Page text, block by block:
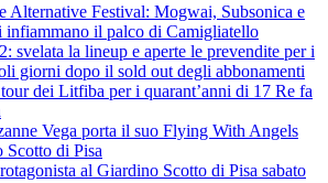
Alternative Festival: Mogwai, Subsonica e
infiammano il palco di Camigliatello
svelata la lineup e aperte le prevendite per i
giorni dopo il sold out degli abbonamenti
dei Litfiba per i quarant’anni di 17 Re fa
Vega porta il suo Flying With Angels
di Pisa
al Giardino Scotto di Pisa sabato